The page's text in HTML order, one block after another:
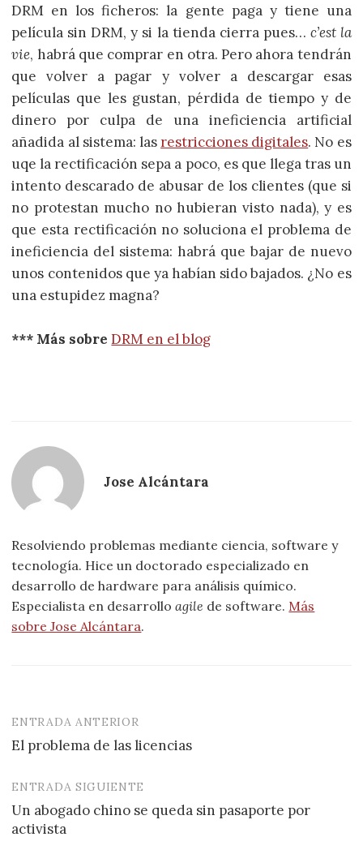
DRM en los ficheros: la gente paga y tiene una
película sin DRM, y si la tienda cierra pues… c’est la
vie, habrá que comprar en otra. Pero ahora tendrán
que volver a pagar y volver a descargar esas
películas que les gustan, pérdida de tiempo y de
dinero por culpa de una ineficiencia artificial
añadida al sistema: lasrestricciones digitales. No es
uqe la rectificación sepa a poco, es que llega tras un
intento descarado de abusar de los clientes (que si
no protestan mucho no hubieran visto nada), y es
que esta rectificación no soluciona el problema de
ineficiencia del sistema: habrá que bajar de nuevo
unos contenidos que ya habían sido bajados. ¿No es
una estupidez magna?
*** Más sobre DRM en el blog
Jose Alcántara
Resolviendo problemas mediante ciencia, software y
tecnología. Hice un doctorado especializado en
desarrollo de hardware para análisis químico.
Especialista en desarrolloagile de software. Más
sobre Jose Alcántara.
Navegación
de
entradas
ENTRADA ANTERIOR
El problema de las licencias
ENTRADA SIGUIENTE
Un abogado chino se queda sin pasaporte por
activista